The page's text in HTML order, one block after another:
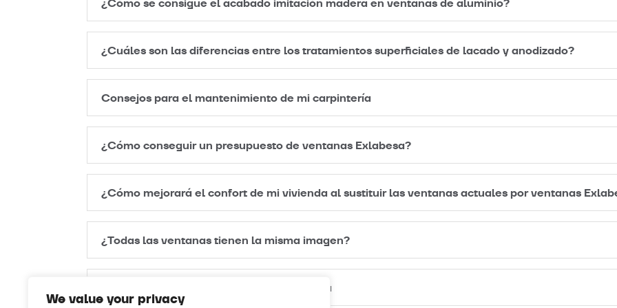
We value your privacy
¿Cuáles son las diferencias entre los tratamientos superficiales de lacado y anodizado?
Consejos para el mantenimiento de mi carpintería
¿Cómo conseguir un presupuesto de ventanas Exlabesa?
¿Cómo mejorará el confort de mi vivienda al sustituir las ventanas actuales por ventanas
¿Todas las ventanas tienen la misma imagen?
Tipos de apertura en sistemas de Exlabesa